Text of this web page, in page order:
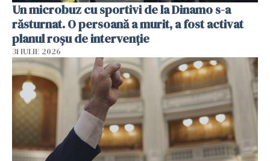
Un microbuz cu sportivi de la Dinamo s-a
răsturnat. O persoană a murit, a fost activat
planul roșu de intervenție
31 IULIE 2026